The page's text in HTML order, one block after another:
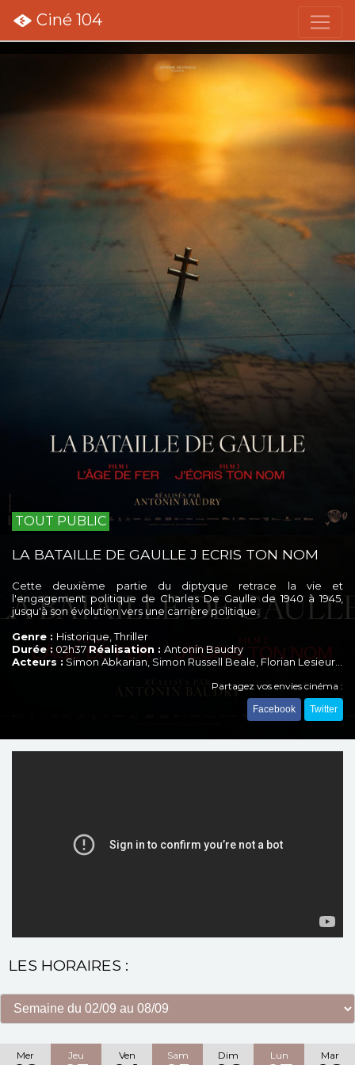
Ciné 104
TOUT PUBLIC
LA BATAILLE DE GAULLE J ECRIS TON NOM
Cette deuxième partie du diptyque retrace la vie et
l'engagement politique de Charles De Gaulle de 1940 à 1945,
jusqu'à son évolution vers une carrière politique.
Genre : Historique, Thriller
Durée : 02h37Réalisation : Antonin Baudry
Acteurs :Simon Abkarian, Simon Russell Beale, Florian Lesieur…
Partagez vos envies cinéma :
Facebook Twitter
LES HORAIRES :
Mer Jeu Ven Sam Dim Lun Mar